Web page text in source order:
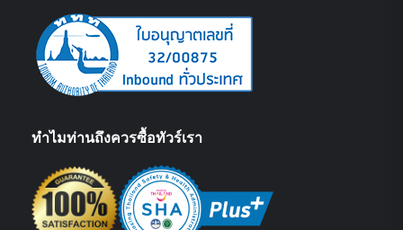
ทำไมท่านถึงควรซื้อทัวร์เรา